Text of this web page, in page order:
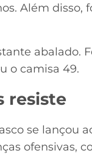
Além disso,
abalado.
o camisa 49.
resiste
se lançou
ofensivas,